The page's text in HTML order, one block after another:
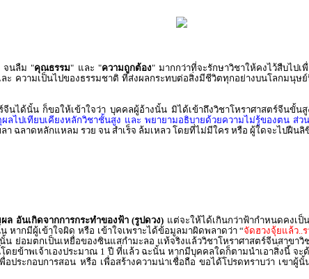
จนลืม "คุณธรรม" และ "ความถูกต้อง" มากกว่าที่จะรักษาวิชาให้คงไว้สืบไป
ะ ความเป็นไปของธรรมชาติ ที่ส่งผลกระทบต่อสิ่งมีชีวิตทุกอย่างบนโลกมนุ
จีนได้นั้น ก็ขอให้เข้าใจว่า บุคคลผู้อ้างนั้น มิได้เข้าถึงวิชาโหราศาสตร์จีนขั้
ลไปเทียบเคียงหลักวิชาชั้นสูง และ พยายามอธิบายด้วยความไม่รู้ของตน ส่
ฉลาดหลักแหลม รวย จน สำเร็จ ล้มเหลว โดยที่ไม่มีใคร หรือ ผู้ใดจะไปฝืน
ล อันเกิดจากการกระทำของฟ้า (รูปดวง) แต่จะให้ได้เกินกว่าฟ้ากำหนดคงเ
ากมีผู้เข้าใจผิด หรือ เข้าใจเพราะได้ข้อมูลมาผิดพลาดว่า “จัดฮวงจุ้ยแล้ว..
น ย่อมตกเป็นเหยื่อของซินแสกำมะลอ แท้จริงแล้ววิชาโหราศาสตร์จีนสาขา
ยข้าพเจ้าเองประมาณ 1 ปี ที่แล้ว ฉะนั้น หากมีบุคคลใดก็ตามนำเอาสิ่งนี้ จ
ประกอบการสอน หรือ เพื่อสร้างความน่าเชื่อถือ ขอได้โปรดทราบว่า เขา